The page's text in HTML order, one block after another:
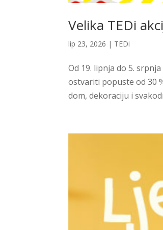
Velika TEDi
lip 23, 2026 | TEDi
Od 19. lipnja do 5.
ostvariti popuste od 30
dom, dekoraciju i